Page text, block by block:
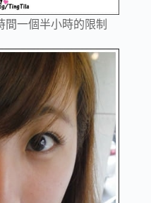
間一個半小時的限制